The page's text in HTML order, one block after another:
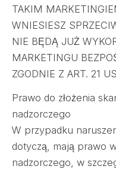
TAKIM
WNIESIESZ
NIE BĘDĄ JUŻ
MARKETINGU
ZGODNIE Z ART. 21
Prawo do złożenia
nadzorczego
W przypadku
dotyczą, mają prawo
nadzorczego, w